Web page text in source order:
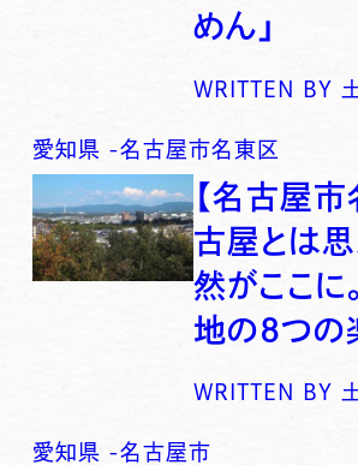
めん」
WRITTEN BY
愛知県 -名古屋市名東区
【名古屋市
古屋とは思
然がここに
地の8つの
WRITTEN BY
愛知県 -名古屋市